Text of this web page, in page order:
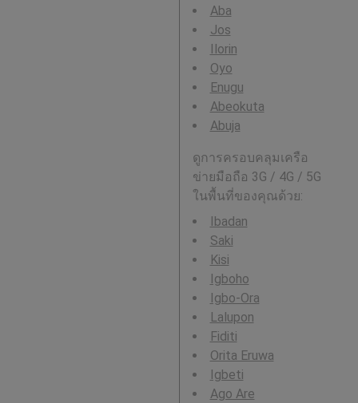
Aba
Jos
Ilorin
Oyo
Enugu
Abeokuta
Abuja
ดูการครอบคลุมเครือ
ข่ายมือถือ 3G / 4G / 5G
ในพื้นที่ของคุณด้วย:
Ibadan
Saki
Kisi
Igboho
Igbo-Ora
Lalupon
Fiditi
Orita Eruwa
Igbeti
Ago Are